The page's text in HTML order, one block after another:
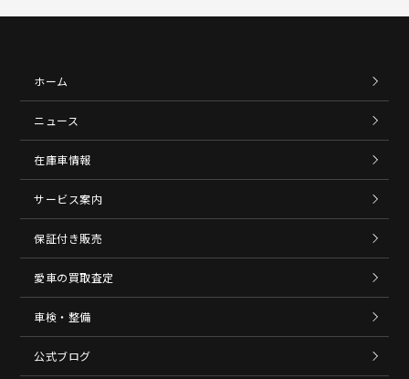
ホーム
ニュース
在庫車情報
サービス案内
保証付き販売
愛車の買取査定
車検・整備
公式ブログ